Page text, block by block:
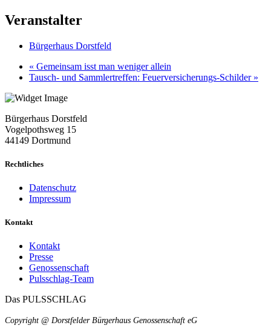
Veranstalter
Bürgerhaus Dorstfeld
« Gemeinsam isst man weniger allein
Tausch- und Sammlertreffen: Feuerversicherungs-Schilder »
Bürgerhaus Dorstfeld
Vogelpothsweg 15
44149 Dortmund
Rechtliches
Datenschutz
Impressum
Kontakt
Kontakt
Presse
Genossenschaft
Pulsschlag-Team
Das PULSSCHLAG
Copyright @ Dorstfelder Bürgerhaus Genossenschaft eG